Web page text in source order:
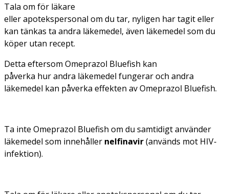
Tala om för läkare
eller apotekspersonal om du tar, nyligen har tagit eller
kan tänkas ta andra läkemedel, även läkemedel som du
köper utan recept.
Detta eftersom Omeprazol Bluefish kan
påverka hur andra läkemedel fungerar och andra
läkemedel kan påverka effekten av Omeprazol Bluefish.
Ta inte Omeprazol Bluefish om du samtidigt använder
läkemedel som innehåller nelfinavir(används mot HIV-
infektion).